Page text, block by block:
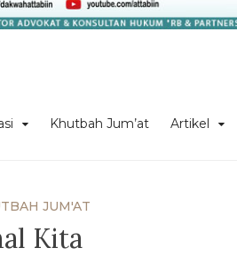
Khutbah Jum’at Artikel
JUM'AT
Kita